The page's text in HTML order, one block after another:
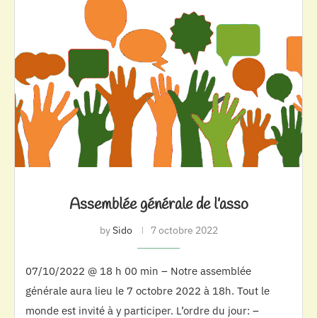
Assemblée générale de l’asso
bySido 7 octobre 2022
07/10/2022 @ 18 h 00 min – Notre assemblée
générale aura lieu le 7 octobre 2022 à 18h. Tout le
monde est invité à y participer. L’ordre du jour: –